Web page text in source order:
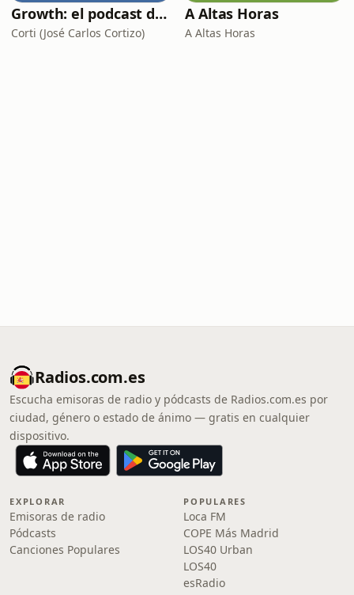
Growth: el podcast de Product Hackers 🚀
Corti (José Carlos Cortizo)
A Altas Horas
A Altas Horas
Radios.com.es
Escucha emisoras de radio y pódcasts de Radios.com.es por
ciudad, género o estado de ánimo — gratis en cualquier
dispositivo.
EXPLORAR
Emisoras de radio
Pódcasts
Canciones Populares
POPULARES
Loca FM
COPE Más Madrid
LOS40 Urban
LOS40
esRadio